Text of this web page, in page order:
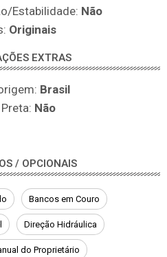
Estabilidade: Não
Originais
EXTRAS
Brasil
Não
/ OPCIONAIS
Bancos em Couro
Direção Hidráulica
do Proprietário